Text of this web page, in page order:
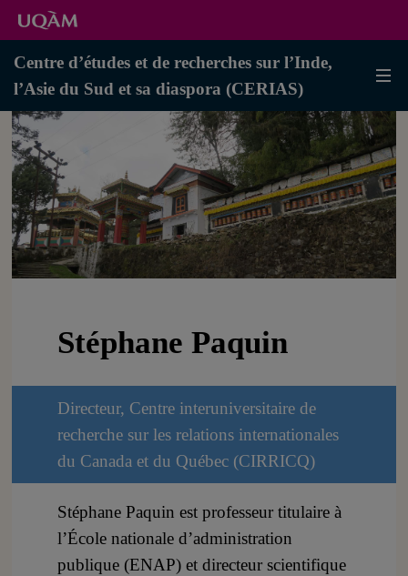
Centre d’études et de recherches sur l’Inde,
l’Asie du Sud et sa diaspora (CERIAS)
Stéphane Paquin
Directeur, Centre interuniversitaire de
recherche sur les relations internationales
du Canada et du Québec (CIRRICQ)
Stéphane Paquin est professeur titulaire à
l’École nationale d’administration
publique (ENAP) et directeur scientifique